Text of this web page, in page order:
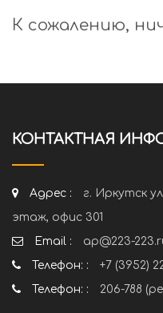
К сожалению,
КОНТАКТНАЯ
Адрес :
г. Иркутск
этаж, офис 301
Email :
ap@223-
Телефон: :
+7 (3952)
Телефон: :
206-788